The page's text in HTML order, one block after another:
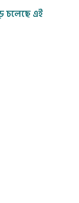
চলেছে এই